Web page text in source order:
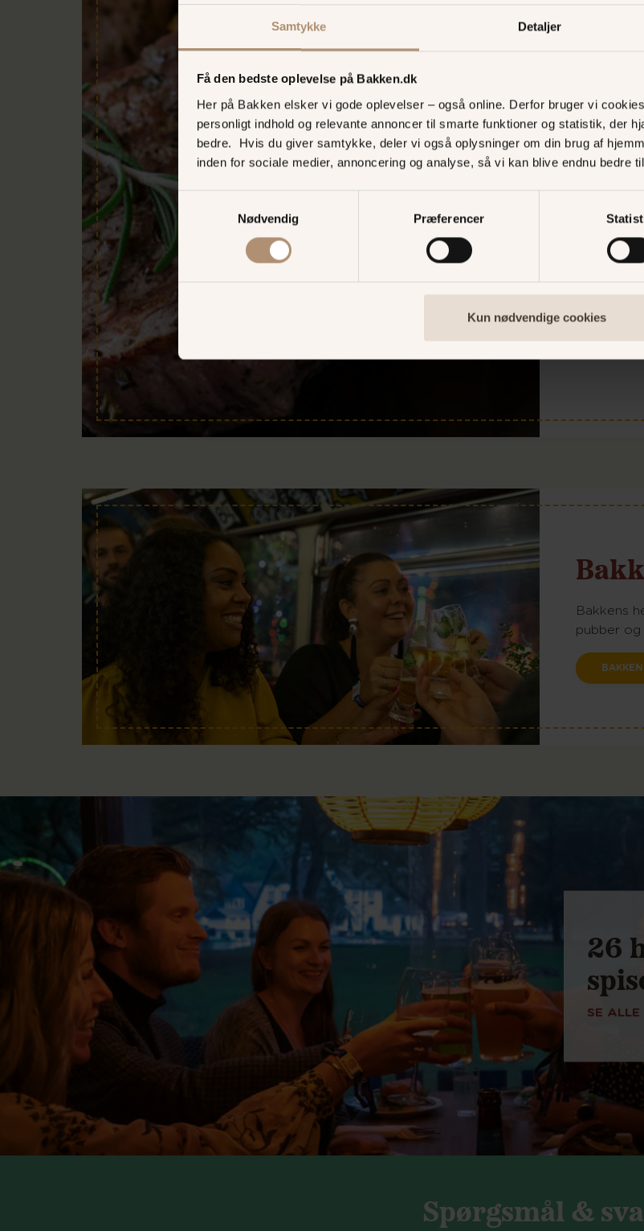
Samtykke Detaljer
Få den bedste oplevelse på Bakken.dk
Her på Bakken elsker vi gode oplevelser – også online. Derfor bruger vi
personligt indhold og relevante annoncer til smarte funktioner og statistik, der
bedre. Hvis du giver samtykke, deler vi også oplysninger om din brug af
inden for sociale medier, annoncering og analyse, så vi kan blive endnu bedre
Nødvendig
Præferencer
Kun nødvendige cookies
Under
Minimum
Børn
Tilbuddet
Der er
Bakkens
pubber og
26
SE ALLE
Spørgsmål &